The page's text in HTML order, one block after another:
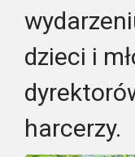
dzieci i
harcerzy.